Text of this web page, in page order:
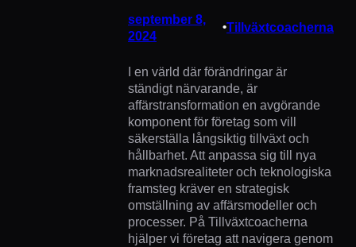
september 8,
2024
•Tillväxtcoacherna
I en värld där förändringar är
ständigt närvarande, är
affärstransformation en avgörande
komponent för företag som vill
säkerställa långsiktig tillväxt och
hållbarhet. Att anpassa sig till nya
marknadsrealiteter och teknologiska
framsteg kräver en strategisk
omställning av affärsmodeller och
processer. På Tillväxtcoacherna
hjälper vi företag att navigera genom